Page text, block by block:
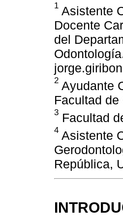
1 Asistente
Docente
del
2 Ayudante
Facultad
3 Facultad
4 Asistente
República,